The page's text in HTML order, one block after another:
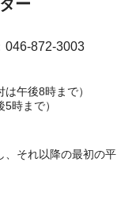
ー
046-872-3003
午後8時まで）
時まで）
、それ以降の最初の平